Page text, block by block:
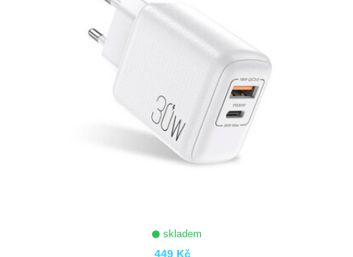
skladem
449 Kč